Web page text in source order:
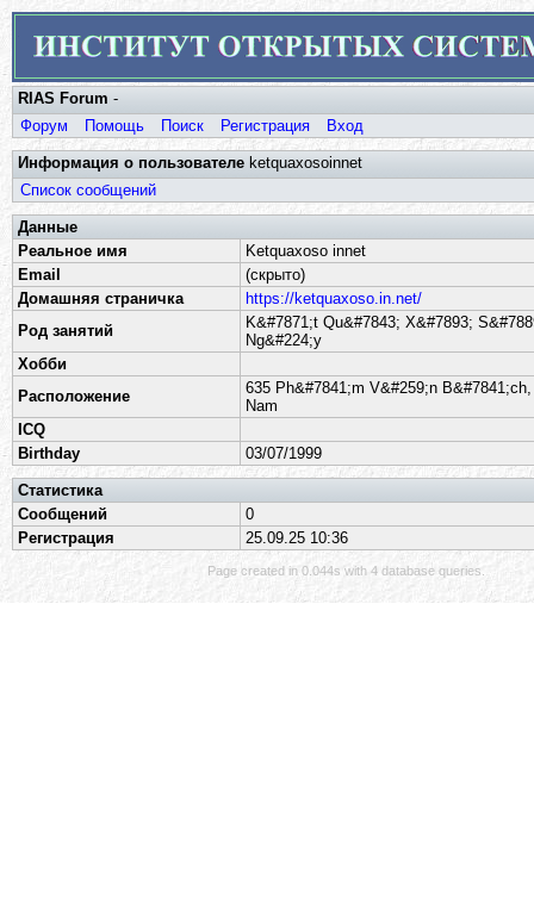
RIAS Forum -
Форум
Помощь Поиск Регистрация Вход
Информация о пользователе ketquaxosoinnet
Список сообщений
Данные
Реальное имя
Ketquaxoso innet
Email
(скрыто)
Домашняя страничка
https://ketquaxoso.in.net/
Род занятий
K&#7871;t Qu&#7843; X&#7893;
Ng&#224;y
Хобби
Расположение
635 Ph&#7841;m V&#259;n
Nam
ICQ
Birthday
03/07/1999
Статистика
Сообщений
0
Регистрация
25.09.25 10:36
Page created in 0.044s with 4 database queries.